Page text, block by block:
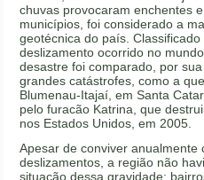
chuvas provocaram enchentes
municípios, foi considerado a
geotécnica do país.
deslizamento ocorrido no
desastre foi comparado, por
grandes catástrofes, como a
Blumenau-Itajaí, em Santa
pelo furacão Katrina, que
nos Estados Unidos, em 2005.
Apesar de conviver anualmente
deslizamentos, a região não
situação dessa gravidade: